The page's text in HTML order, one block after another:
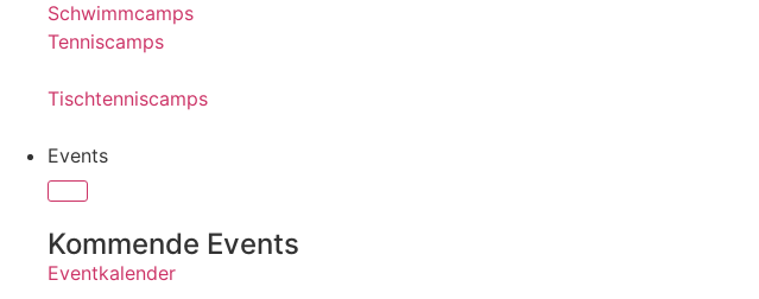
Schwimmcamps
Tenniscamps
Tischtenniscamps
Events
Kommende Events
Eventkalender